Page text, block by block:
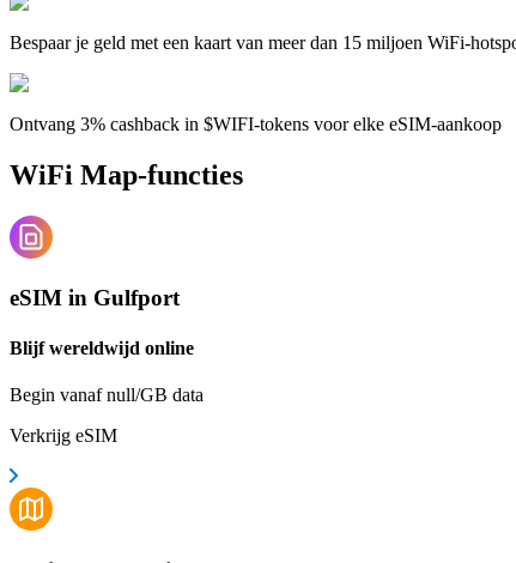
Bespaar je geld met een kaart van meer dan 15 miljoen WiFi-
Ontvang 3% cashback in $WIFI-tokens voor elke eSIM-aankoop
WiFi Map-functies
eSIM in Gulfport
Blijf wereldwijd online
Begin vanaf null/GB data
Verkrijg eSIM